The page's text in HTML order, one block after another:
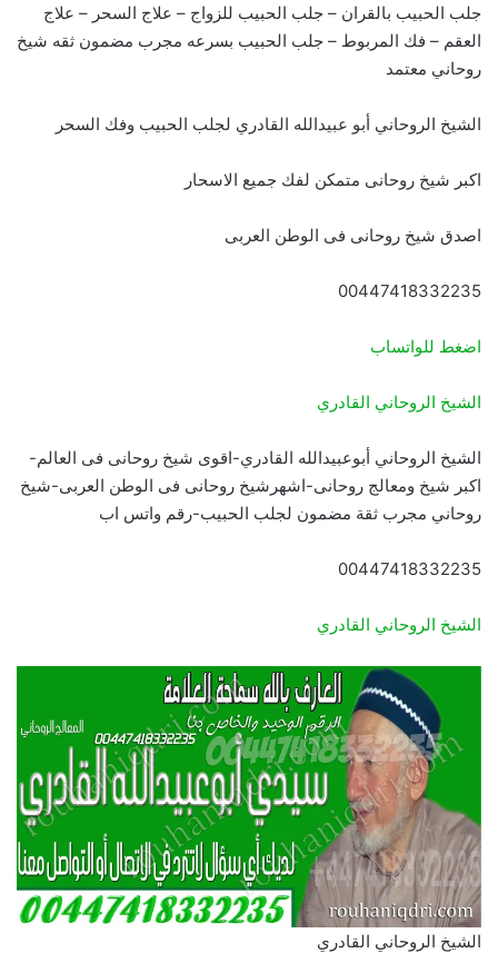
جلب الحبيب بالقران – جلب الحبيب للزواج – علاج السحر – علاج
العقم – فك المربوط – جلب الحبيب بسرعه مجرب مضمون ثقه شيخ
روحاني معتمد
الشيخ الروحاني أبو عبيدالله القادري لجلب الحبيب وفك السحر
اكبر شيخ روحانى متمكن لفك جميع الاسحار
اصدق شيخ روحانى فى الوطن العربى
00447418332235
اضغط للواتساب
الشيخ الروحاني القادري
الشيخ الروحاني أبوعبيدالله القادري-اقوى شيخ روحانى فى العالم-
اكبر شيخ ومعالج روحانى-اشهرشيخ روحانى فى الوطن العربى-شيخ
روحاني مجرب ثقة مضمون لجلب الحبيب-رقم واتس اب
00447418332235
الشيخ الروحاني القادري
الشيخ الروحاني القادري